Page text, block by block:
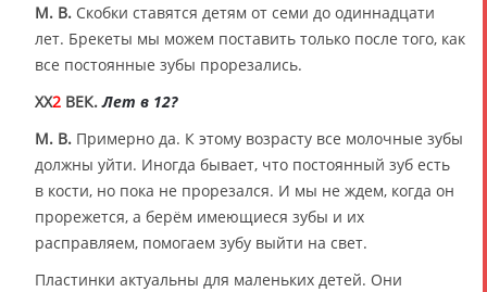
М. В. Скобки ставятся детям от семи до одиннадцати
лет. Брекеты мы можем поставить только после того, как
все постоянные зубы прорезались.
XX2 ВЕК. Лет в 12?
М. В. Примерно да. К этому возрасту все молочные зубы
должны уйти. Иногда бывает, что постоянный зуб есть
в кости, но пока не прорезался. И мы не ждем, когда он
прорежется, а берём имеющиеся зубы и их
расправляем, помогаем зубу выйти на свет.
Пластинки актуальны для маленьких детей. Они